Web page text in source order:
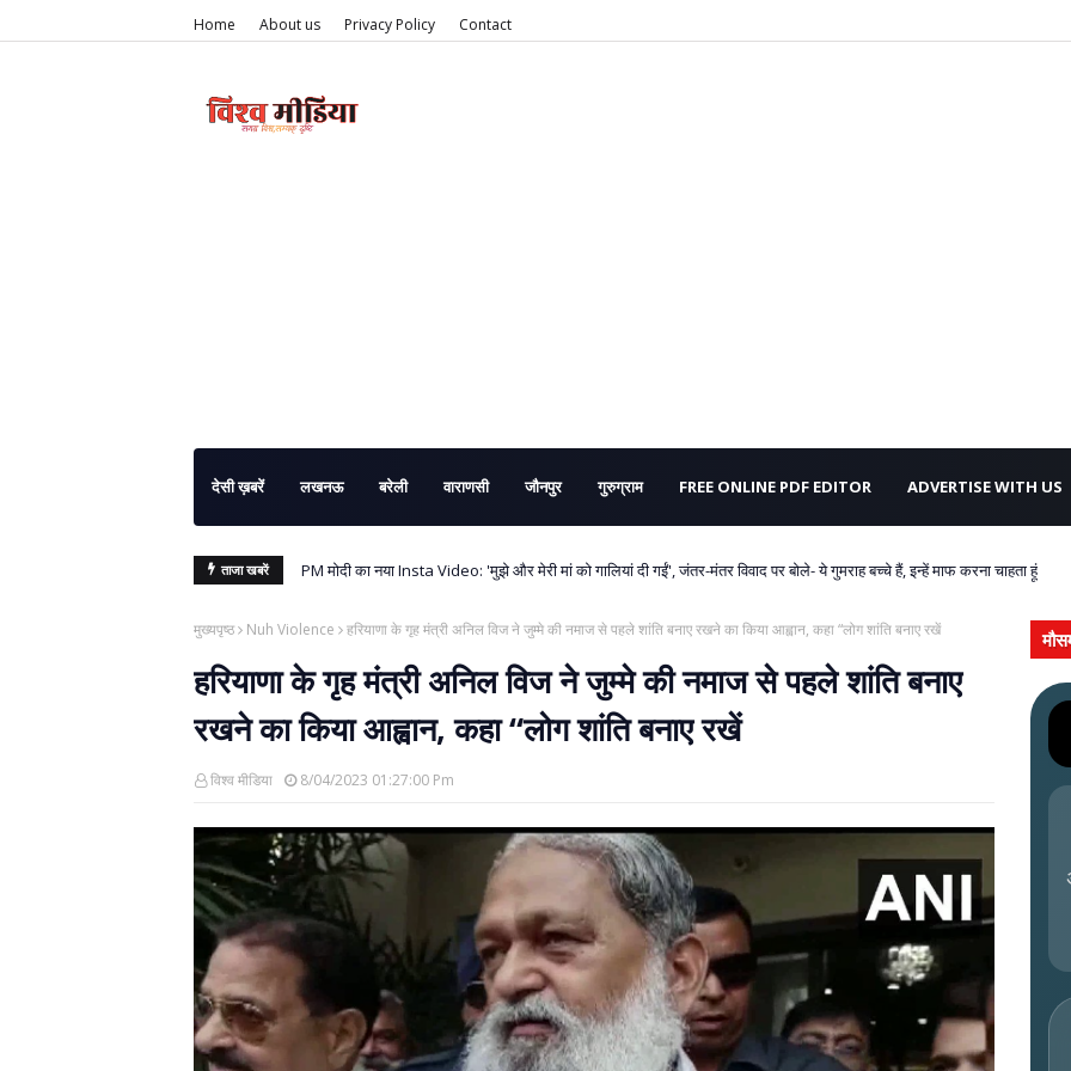
Home About us Privacy Policy Contact
देसी ख़बरें लखनऊ बरेली वाराणसी जौनपुर गुरुग्राम FREE ONLINE PDF EDITOR ADVERTISE WITH US
ताजा खबरें PM मोदी का नया Insta Video: 'मुझे और मेरी मां को गालियां दी गईं', जंतर-मंतर विवाद पर बोले- ये गुमराह बच्चे हैं, इन्हें माफ करना चाहता हूं
परीक्षा में धांधली करने वालों पर शिकंजा, संसद से एंटी पेपर लीक बिल पास; PM मोदी ने वीडियो पोस्ट कर दिया सख्त संदेश
मुख्यपृष्ठ Nuh Violence हरियाणा के गृह मंत्री अनिल विज ने जुम्मे की नमाज से पहले शांति बनाए रखने का किया आह्वान, कहा “लोग शांति बनाए रखें
हरियाणा के गृह मंत्री अनिल विज ने जुम्मे की नमाज से पहले शांति बनाए
रखने का किया आह्वान, कहा “लोग शांति बनाए रखें
विश्व मीडिया 8/04/2023 01:27:00 Pm